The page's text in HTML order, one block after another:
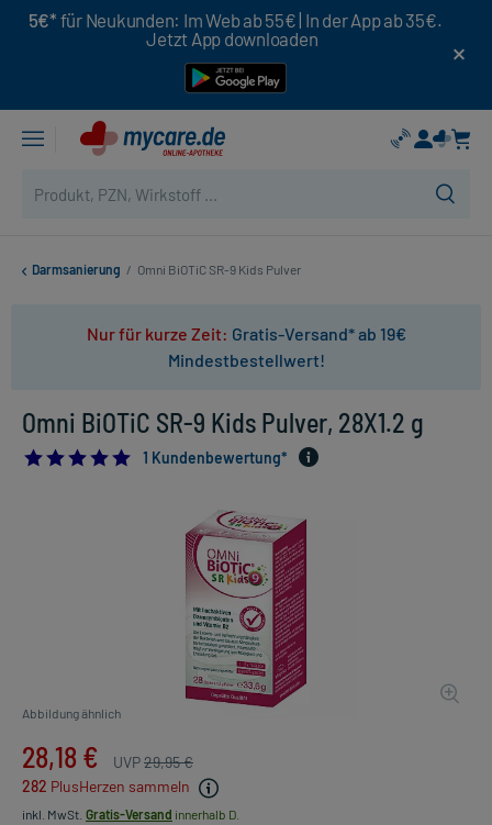
5€* für Neukunden: Im Web ab 55€ | In der App ab 35€.
Jetzt App downloaden
Darmsanierung / Omni BiOTiC SR-9 Kids Pulver
Nur für kurze Zeit: Gratis-Versand* ab 19€
Mindestbestellwert!
Omni BiOTiC SR-9 Kids Pulver, 28X1.2 g
5.01 Kundenbewertung*
Abbildung ähnlich
28,18 € UVP29,95 €
282 PlusHerzen sammeln
inkl. MwSt. Gratis-Versand innerhalb D.